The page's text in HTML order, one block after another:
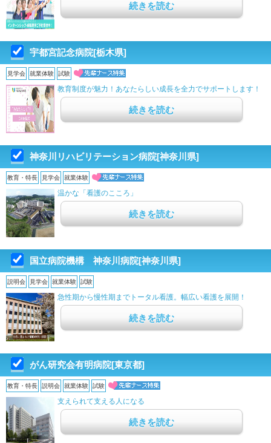
続きを読む
宇都宮記念病院[栃木県]
見学会 就業体験 試験
教育制度が魅力！あなたらしい成長を全力でサポートします！
続きを読む
神奈川リハビリテーション病院[神奈川県]
教育・特長 見学会 就業体験
温かな「看護のこころ」
続きを読む
国立病院機構 神奈川病院[神奈川県]
説明会 見学会 就業体験 試験
急性期から慢性期までトータル看護。幅広い看護を展開！
続きを読む
がん研究会有明病院[東京都]
教育・特長 説明会 就業体験 試験
支えられて支える人になる
続きを読む